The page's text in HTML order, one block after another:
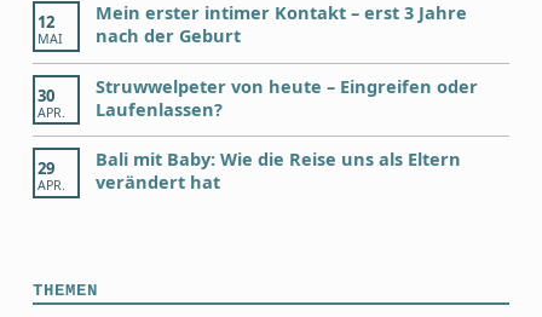
12
MAI
Mein erster intimer Kontakt – erst 3 Jahre
nach der Geburt
30
APR.
Struwwelpeter von heute – Eingreifen oder
Laufenlassen?
29
APR.
Bali mit Baby: Wie die Reise uns als Eltern
verändert hat
THEMEN